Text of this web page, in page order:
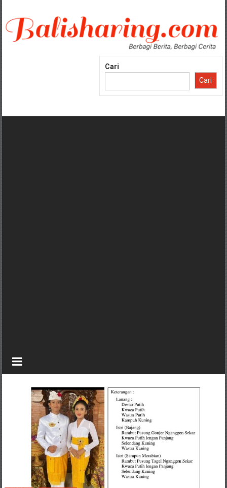
konten
Cari
Cari